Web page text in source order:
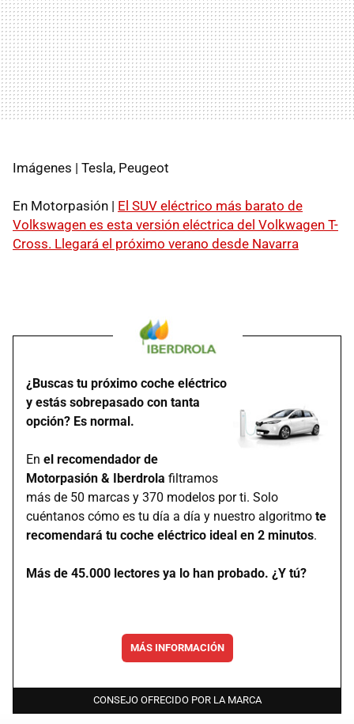
Imágenes | Tesla, Peugeot
En Motorpasión | El SUV eléctrico más barato de
Volkswagen es esta versión eléctrica del Volkwagen T-
Cross. Llegará el próximo verano desde Navarra
¿Buscas tu próximo coche eléctrico
y estás sobrepasado con tanta
opción? Es normal.
En el recomendador de
Motorpasión & Iberdrola filtramos
más de 50 marcas y 370 modelos por ti. Solo
cuéntanos cómo es tu día a día y nuestro algoritmo te
recomendará tu coche eléctrico ideal en 2 minutos.
Más de 45.000 lectores ya lo han probado. ¿Y tú?
MÁS INFORMACIÓN
CONSEJO OFRECIDO POR LA MARCA